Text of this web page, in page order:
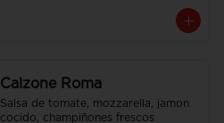
Calzone Roma
Salsa de tomate, mozzarella, jamon
cocido, champiñones frescos